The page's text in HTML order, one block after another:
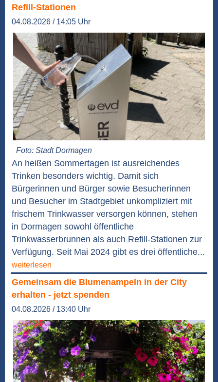
Refill-Stationen
04.08.2026 / 14:05 Uhr
Foto: Stadt Dormagen
An heißen Sommertagen ist ausreichendes
Trinken besonders wichtig. Damit sich
Bürgerinnen und Bürger sowie Besucherinnen
und Besucher im Stadtgebiet unkompliziert mit
frischem Trinkwasser versorgen können, stehen
in Dormagen sowohl öffentliche
Trinkwasserbrunnen als auch Refill-Stationen zur
Verfügung. Seit Mai 2024 gibt es drei öffentliche...
weiterlesen
Gemeinsam die Blumenampeln in der City
erhalten - jetzt spenden
04.08.2026 / 13:40 Uhr